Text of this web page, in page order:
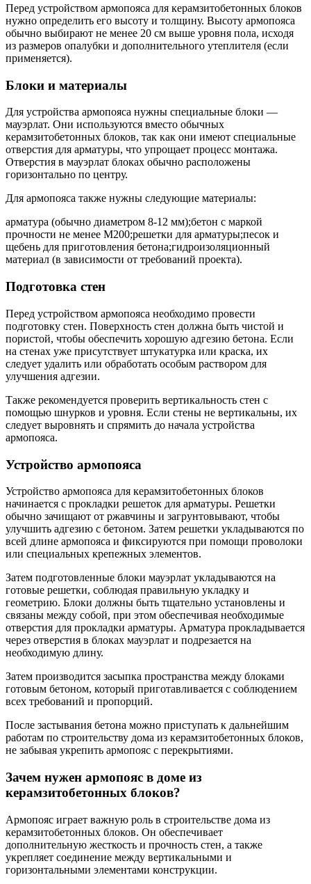
Перед устройством армопояса для керамзитобетонных блоков
нужно определить его высоту и толщину. Высоту армопояса
обычно выбирают не менее 20 см выше уровня пола, исходя
из размеров опалубки и дополнительного утеплителя (если
применяется).
Блоки и материалы
Для устройства армопояса нужны специальные блоки —
мауэрлат. Они используются вместо обычных
керамзитобетонных блоков, так как они имеют специальные
отверстия для арматуры, что упрощает процесс монтажа.
Отверстия в мауэрлат блоках обычно расположены
горизонтально по центру.
Для армопояса также нужны следующие материалы:
арматура (обычно диаметром 8-12 мм);бетон с маркой
прочности не менее М200;решетки для арматуры;песок и
щебень для приготовления бетона;гидроизоляционный
материал (в зависимости от требований проекта).
Подготовка стен
Перед устройством армопояса необходимо провести
подготовку стен. Поверхность стен должна быть чистой и
пористой, чтобы обеспечить хорошую адгезию бетона. Если
на стенах уже присутствует штукатурка или краска, их
следует удалить или обработать особым раствором для
улучшения адгезии.
Также рекомендуется проверить вертикальность стен с
помощью шнурков и уровня. Если стены не вертикальны, их
следует выровнять и спрямить до начала устройства
армопояса.
Устройство армопояса
Устройство армопояса для керамзитобетонных блоков
начинается с прокладки решеток для арматуры. Решетки
обычно зачищают от ржавчины и загрунтовывают, чтобы
улучшить адгезию с бетоном. Затем решетки укладываются по
всей длине армопояса и фиксируются при помощи проволоки
или специальных крепежных элементов.
Затем подготовленные блоки мауэрлат укладываются на
готовые решетки, соблюдая правильную укладку и
геометрию. Блоки должны быть тщательно установлены и
связаны между собой, при этом обеспечивая необходимые
отверстия для прокладки арматуры. Арматура прокладывается
через отверстия в блоках мауэрлат и подрезается на
необходимую длину.
Затем производится засыпка пространства между блоками
готовым бетоном, который приготавливается с соблюдением
всех требований и пропорций.
После застывания бетона можно приступать к дальнейшим
работам по строительству дома из керамзитобетонных блоков,
не забывая укрепить армопояс с перекрытиями.
Зачем нужен армопояс в доме из
керамзитобетонных блоков?
Армопояс играет важную роль в строительстве дома из
керамзитобетонных блоков. Он обеспечивает
дополнительную жесткость и прочность стен, а также
укрепляет соединение между вертикальными и
горизонтальными элементами конструкции.